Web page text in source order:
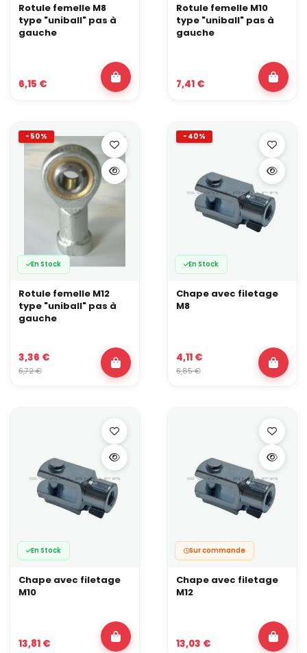
Rotule femelle M8
type "uniball" pas à
gauche
6,15 €
Rotule femelle M10
type "uniball" pas à
gauche
7,41 €
-50%
En Stock
Rotule femelle M12
type "uniball" pas à
gauche
3,36 €
6,72 €
-40%
En Stock
Chape avec filetage
M8
4,11 €
6,85 €
En Stock
Chape avec filetage
M10
13,81 €
Sur commande
Chape avec filetage
M12
13,03 €